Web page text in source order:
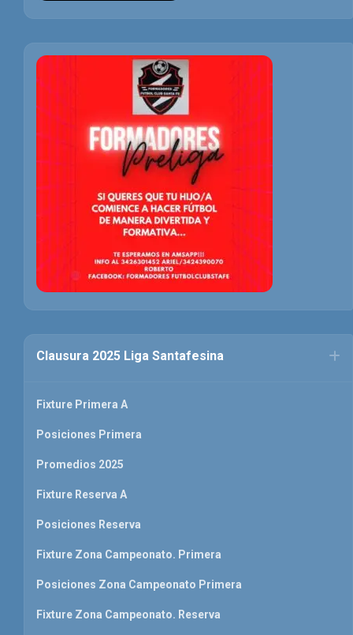
Clausura 2025 Liga Santafesina
Fixture Primera A
Posiciones Primera
Promedios 2025
Fixture Reserva A
Posiciones Reserva
Fixture Zona Campeonato. Primera
Posiciones Zona Campeonato Primera
Fixture Zona Campeonato. Reserva